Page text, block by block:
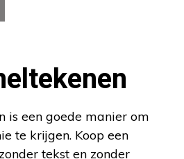
is een goede manier om
te krijgen. Koop een
tekst en zonder